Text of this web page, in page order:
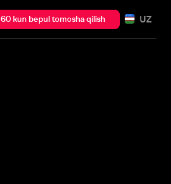
60 kun bepul tomosha qilish UZ